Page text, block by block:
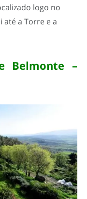
logo no
até a Torre e a
Belmonte –